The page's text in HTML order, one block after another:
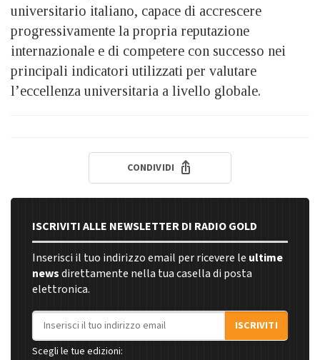
universitario italiano, capace di accrescere
progressivamente la propria reputazione
internazionale e di competere con successo nei
principali indicatori utilizzati per valutare
l’eccellenza universitaria a livello globale.
CONDIVIDI
ISCRIVITI ALLE NEWSLETTER DI RADIO GOLD
Inserisci il tuo indirizzo email per ricevere le ultime
newsdirettamente nella tua casella di posta
elettronica.
Indirizzo email
ISCRIVITI
Scegli le tue edizioni: